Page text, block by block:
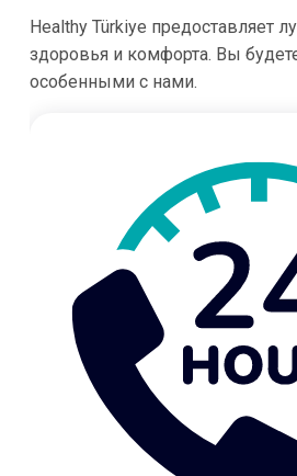
Healthy Türkiye предоставляет
здоровья и комфорта. Вы
особенными с нами.